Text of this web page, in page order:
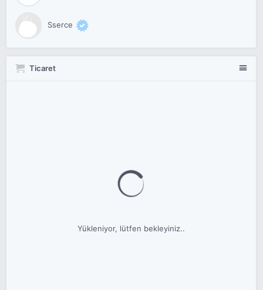
Sserce
Ticaret
Yükleniyor, lütfen bekleyiniz..